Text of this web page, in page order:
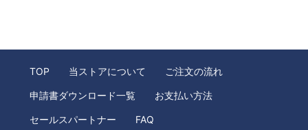
TOP 当ストアについて ご注文の流れ
申請書ダウンロード一覧 お支払い方法
セールスパートナー FAQ